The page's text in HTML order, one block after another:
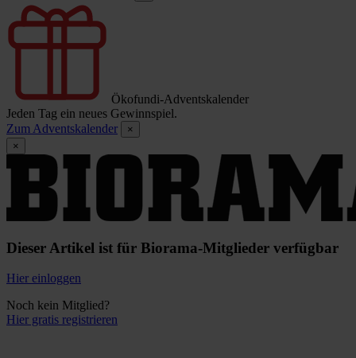
Ökofundi-Adventskalender
Jeden Tag ein neues Gewinnspiel.
Zum Adventskalender
×
×
Dieser Artikel ist für Biorama-Mitglieder verfügbar
Hier einloggen
Noch kein Mitglied?
Hier gratis registrieren